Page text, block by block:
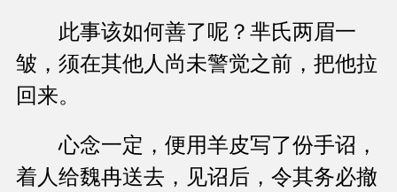
此事该如何善了呢？芈氏两眉一
皱，须在其他人尚未警觉之前，把他拉
回来。
心念一定，便用羊皮写了份手诏，
着人给魏冉送去，见诏后，令其务必撤